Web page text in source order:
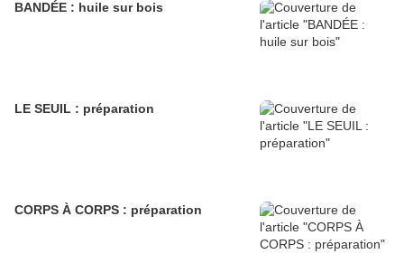
BANDÉE : huile sur bois
LE SEUIL : préparation
CORPS À CORPS : préparation